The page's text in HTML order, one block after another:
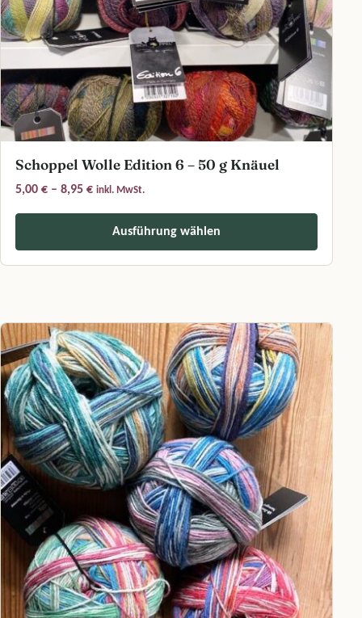
Schoppel Wolle Edition 6 – 50 g Knäuel
5,00 € – 8,95 €Preisspanne: 5,00 € bis 8,95 €
inkl. MwSt.
Ausführung wählen